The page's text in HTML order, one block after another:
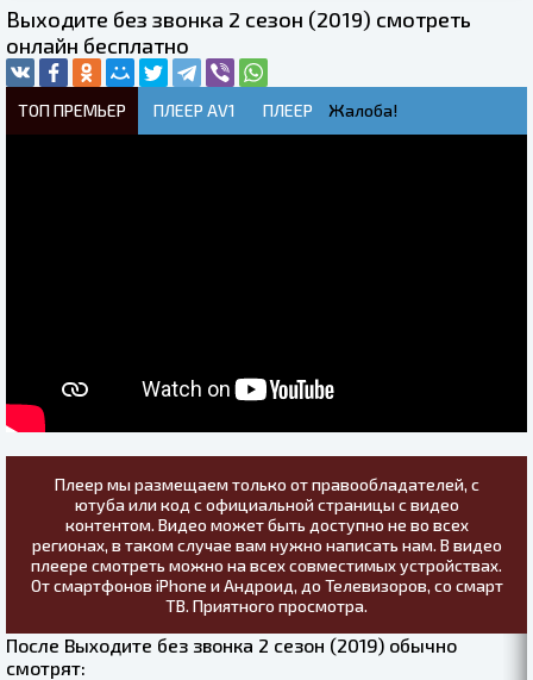
Выходите без звонка 2 сезон (2019) смотреть
онлайн бесплатно
ТОП ПРЕМЬЕР ПЛЕЕР AV1 ПЛЕЕР Жалоба!
Плеер мы размещаем только от правообладателей, с
ютуба или код с официальной страницы с видео
контентом. Видео может быть доступно не во всех
регионах, в таком случае вам нужно написать нам. В видео
плеере смотреть можно на всех совместимых устройствах.
От смартфонов iPhone и Андроид, до Телевизоров, со смарт
ТВ. Приятного просмотра.
После Выходите без звонка 2 сезон (2019) обычно
смотрят: